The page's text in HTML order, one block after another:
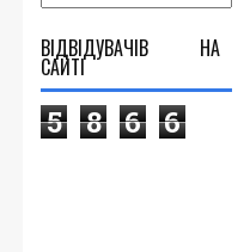
ВІДВІДУВАЧІВ НА
САЙТІ
5 8 6 6